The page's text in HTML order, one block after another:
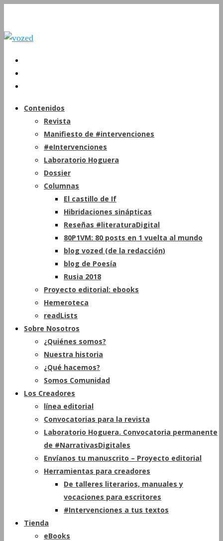
Contenidos
Revista
Manifiesto de #intervenciones
#eIntervenciones
Laboratorio Hoguera
Dossier
Columnas
El castillo de If
Hibridaciones sinápticas
Reseñas #literaturaDigital
80P1VM: 80 posts en 1 vuelta al mundo
blog vozed (de la redacción)
blog de Poesía
Rusia 2018
Proyecto editorial: ebooks
Hemeroteca
readLists
Sobre Nosotros
¿Quiénes somos?
Nuestra historia
¿Qué hacemos?
Somos Comunidad
Los Creadores
línea editorial
Convocatorias para la revista
Laboratorio Hoguera. Convocatoria permanente
de #NarrativasDigitales
Envíanos tu manuscrito – Proyecto editorial
Herramientas para creadores
De talleres literarios, manuales y
vocaciones para escritores
#Intervenciones a tus textos
Tienda
eBooks